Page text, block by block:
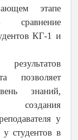
этапе
сравнение
КГ-1 и
позволяет
знаний,
у
студентов в